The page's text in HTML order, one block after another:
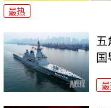
最热
五
国